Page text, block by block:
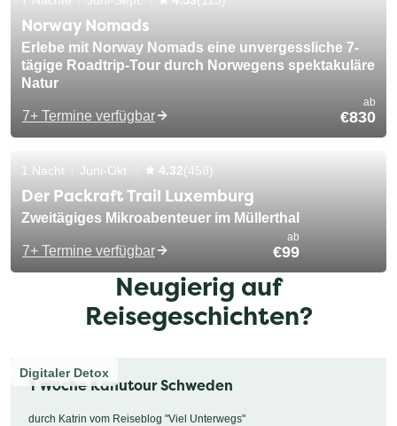
Norway Nomads
Erlebe mit Norway Nomads eine unvergessliche 7-
tägige Roadtrip-Tour durch Norwegens spektakuläre
Natur
7+ Termine verfügbar
ab
€830
1 Nacht Juni-Okt. 4.32(458)
Der Packraft Trail Luxemburg
Zweitägiges Mikroabenteuer im Müllerthal
7+ Termine verfügbar
ab
€99
Neugierig auf
Reisegeschichten?
Digitaler Detox
1 Woche Kanutour Schweden
durch Katrin vom Reiseblog "Viel Unterwegs"